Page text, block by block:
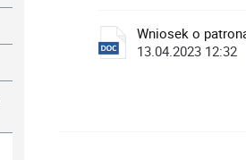
Wniosek o
13.04.2023 12:32